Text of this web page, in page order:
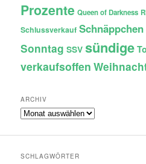
Prozente Queen of Darkness
Schlussverkauf Schnäppchen
Sonntag SSV sündige
verkaufsoffen
ARCHIV
Archiv
SCHLAGWÖRTER